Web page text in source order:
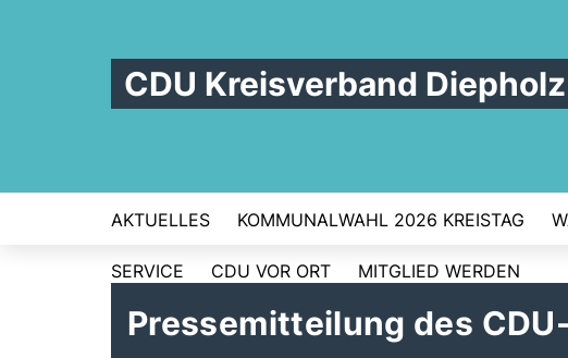
CDU Kreisverband Diepholz
AKTUELLES KOMMUNALWAHL 2026 KREISTAG
SERVICE CDU VOR ORT MITGLIED WERDEN
Pressemitteilung des